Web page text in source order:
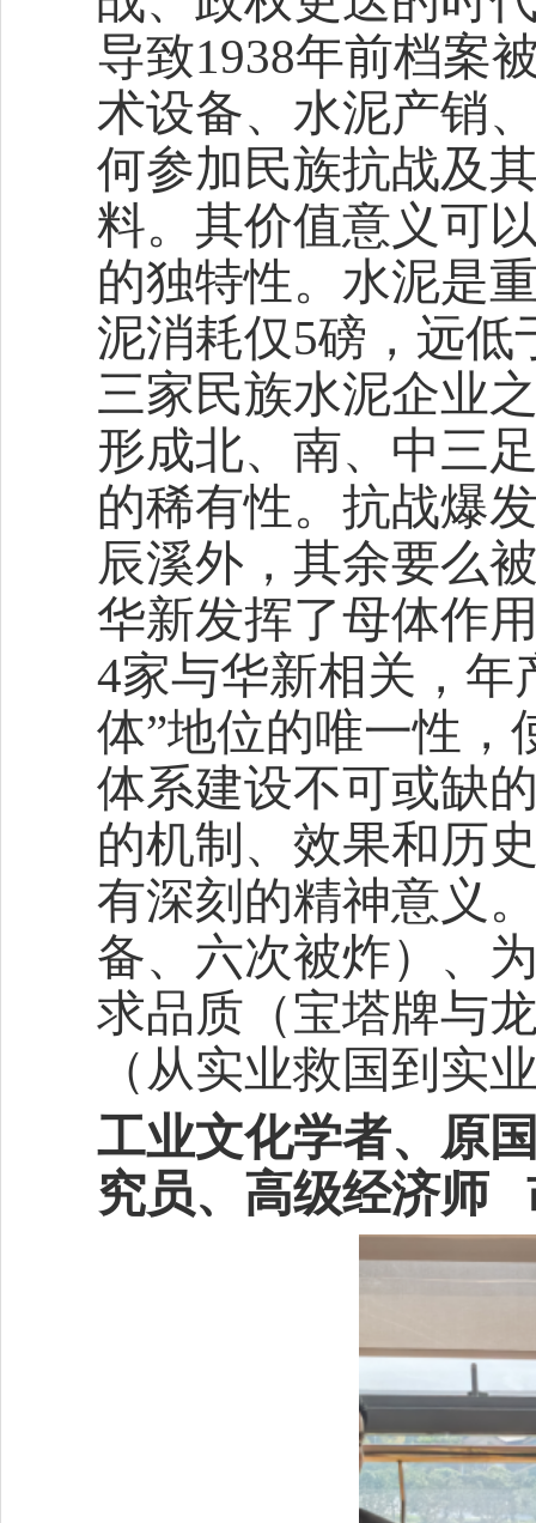
导致1938年前档案
术设备、水泥产销
何参加民族抗战及
料。其价值意义可
的独特性。水泥是
泥消耗仅5磅，远低
三家民族水泥企业
形成北、南、中三
的稀有性。抗战爆
辰溪外，其余要么
华新发挥了母体作
4家与华新相关，年
体”地位的唯一性，
体系建设不可或缺
的机制、效果和历
有深刻的精神意义
备、六次被炸）、
求品质（宝塔牌与
（从实业救国到实
工业文化学者、原
究员、高级经济师